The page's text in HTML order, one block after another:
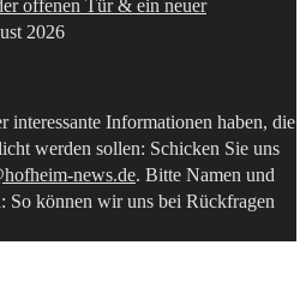
offenen Tür & ein neuer
2026
interessante Informationen haben, die
werden sollen: Schicken Sie uns
news.de. Bitte Namen und
So können wir uns bei Rückfragen